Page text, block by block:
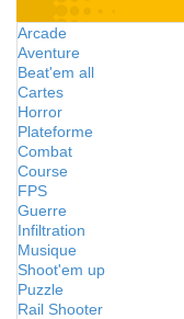
Arcade
Aventure
Beat'em all
Cartes
Horror
Plateforme
Combat
Course
FPS
Guerre
Infiltration
Musique
Shoot'em up
Puzzle
Rail Shooter